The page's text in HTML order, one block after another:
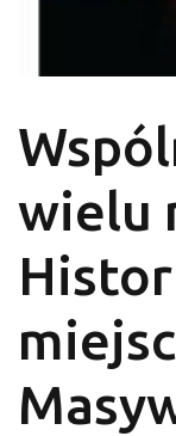
wielu